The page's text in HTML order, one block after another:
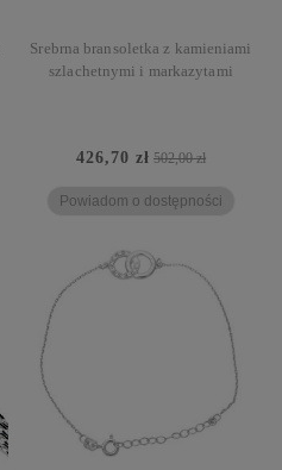
Srebrna bransoletka z kamieniami
szlachetnymi i markazytami
426,70 zł 502,00 zł
Powiadom o dostępności